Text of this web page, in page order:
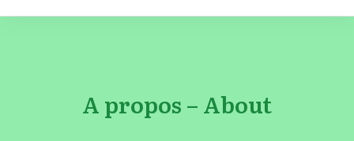
A propos – About